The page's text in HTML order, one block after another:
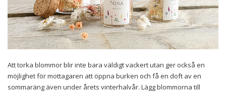
Att torka blommor blir inte bara väldigt vackert utan ger också en
möjlighet för mottagaren att öppna burken och få en doft av en
sommaräng även under årets vinterhalvår. Lägg blommorna till